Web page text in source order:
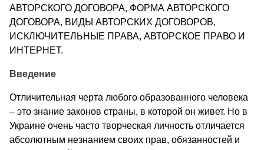
АВТОРСКОГО ДОГОВОРА, ФОРМА АВТОРСКОГО
ДОГОВОРА, ВИДЫ АВТОРСКИХ ДОГОВОРОВ,
ИСКЛЮЧИТЕЛЬНЫЕ ПРАВА, АВТОРСКОЕ ПРАВО И
ИНТЕРНЕТ.
Введение
Отличительная черта любого образованного человека
– это знание законов страны, в которой он живет. Но в
Украине очень часто творческая личность отличается
абсолютным незнанием своих прав, обязанностей и